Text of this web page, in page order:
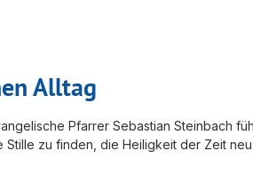
Alltag
Pfarrer Sebastian Steinbach
zu finden, die Heiligkeit der Zeit